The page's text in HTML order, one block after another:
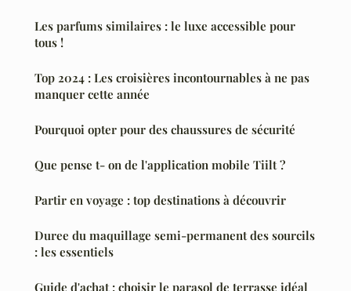
Les parfums similaires : le luxe accessible pour
tous !
Top 2024 : Les croisières incontournables à ne pas
manquer cette année
Pourquoi opter pour des chaussures de sécurité
Que pense t- on de l'application mobile Tiilt ?
Partir en voyage : top destinations à découvrir
Duree du maquillage semi-permanent des sourcils
: les essentiels
Guide d'achat : choisir le parasol de terrasse idéal